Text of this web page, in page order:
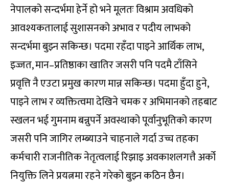
नेपालको सन्दर्भमा हेर्ने हो भने मूलतः विश्राम अवधिको
आवश्यकतालाई सुशासनको अभाव र पदीय लाभको
सन्दर्भमा बुझ्न सकिन्छ। पदमा रहँदा पाइने आर्थिक लाभ,
इज्जत, मान–प्रतिष्ठाका खातिर जसरी पनि पदमै टाँसिने
प्रवृत्ति नै एउटा प्रमुख कारण मान्न सकिन्छ। पदमा हुँदा हुने,
पाइने लाभ र व्यक्तित्वमा देखिने चमक र अभिमानको तहबाट
स्खलन भई गुमनाम बन्नुपर्ने अवस्थाको पूर्वानुभूतिको कारण
जसरी पनि जागिर लम्ब्याउने चाहनाले गर्दा उच्च तहका
कर्मचारी राजनीतिक नेतृत्वलाई रिझाइ अवकाशलगत्तै अर्को
नियुक्ति लिने प्रयत्नमा रहने गरेको बुझ्न कठिन छैन।